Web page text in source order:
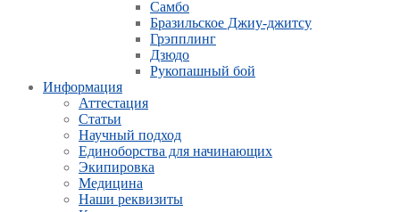
Самбо
Бразильское Джиу-джитсу
Грэпплинг
Дзюдо
Рукопашный бой
Информация
Аттестация
Статьи
Научный подход
Единоборства для начинающих
Экипировка
Медицина
Наши реквизиты